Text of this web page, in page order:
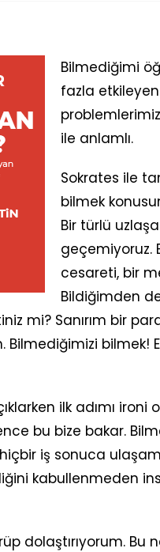
Bilmediğimi
fazla
ile anlamlı.
Sokrates ile
bilmek
Bir türlü
geçemiyoruz.
cesareti, bir
Bildiğimden
mi? Sanırım bir
Bilmediğimizi bilmek!
ilk adımı ironi
bu bize bakar.
iş sonuca
kabullenmeden
dolaştırıyorum.